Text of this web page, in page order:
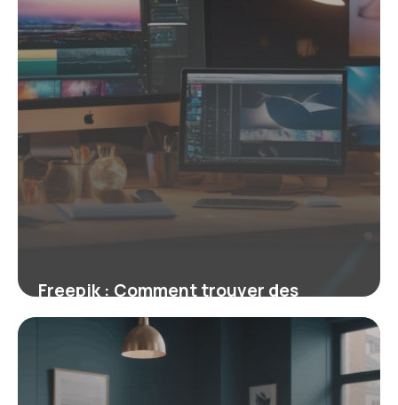
Freepik : Comment trouver des
ressources visuelles de qualité pour
vos projets créatifs
19 mai 2026